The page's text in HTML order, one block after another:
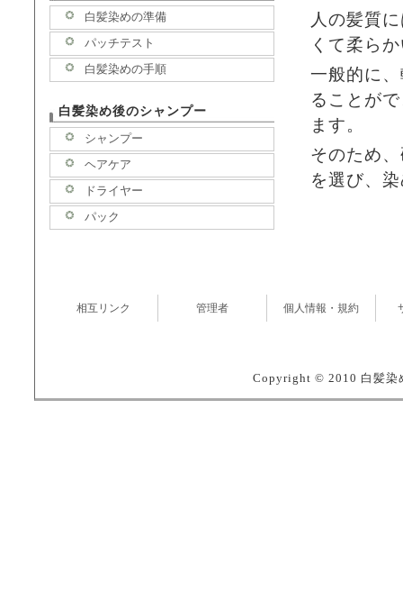
人の髪質
くて柔ら
一般的に
ることが
ます。
そのため
を選び、
白髪染めの準備
パッチテスト
白髪染めの手順
白髪染め後のシャンプー
シャンプー
ヘアケア
ドライヤー
パック
相互リンク 管理者 個人情報・規約
Copyright © 2010 白髪染